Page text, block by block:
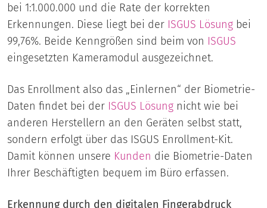
bei 1:1.000.000 und die Rate der korrekten
Erkennungen. Diese liegt bei der ISGUS Lösung bei
99,76%. Beide Kenngrößen sind beim von ISGUS
eingesetzten Kameramodul ausgezeichnet.
Das Enrollment also das „Einlernen“ der Biometrie-
Daten findet bei der ISGUS Lösung nicht wie bei
anderen Herstellern an den Geräten selbst statt,
sondern erfolgt über das ISGUS Enrollment-Kit.
Damit können unsere Kunden die Biometrie-Daten
Ihrer Beschäftigten bequem im Büro erfassen.
Erkennung durch den digitalen Fingerabdruck